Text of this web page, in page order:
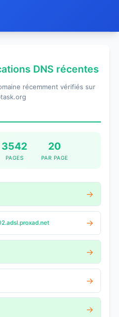
DNS récentes
récemment vérifiés sur
3542
PAGES
20
PAR PAGE
→
→
→
→
→